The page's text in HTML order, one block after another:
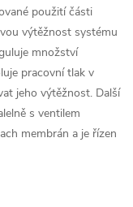
použití části
výtěžnost systému
množství
pracovní tlak v
jeho výtěžnost. Další
s ventilem
membrán a je řízen